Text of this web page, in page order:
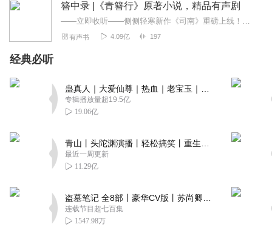
簪中录 |《青簪行》原著小说，精品有声剧
——立即收听——侧侧轻寒新作《司南》重磅上线！【强烈推荐】电视剧《青簪行》原著小说存在于盛世大唐的爱恨情仇在各种匪夷所思的悬案尽头真相足以倾覆整个大唐王朝【内...
有声书 4.09亿 197
经典必听
专辑播放量超19.5亿
19.06亿
最近一周更新
11.29亿
连载节目超七百集
1547.98万